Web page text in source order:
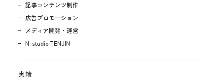
記事コンテンツ制作
広告プロモーション
メディア開発・運営
N-studio TENJIN
実績